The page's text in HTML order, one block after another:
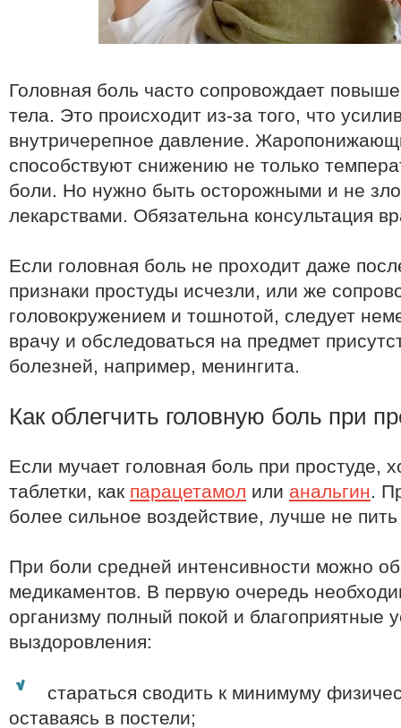
Головная боль часто сопровождает
тела. Это происходит из-за того, что
внутричерепное давление.
способствуют снижению не только
боли. Но нужно быть осторожными и не
лекарствами. Обязательна консультация
Если головная боль не проходит даже
признаки простуды исчезли, или же
головокружением и тошнотой, следует
врачу и обследоваться на предмет
болезней, например, менингита.
Как облегчить головную боль при
Если мучает головная боль при простуде,
таблетки, как парацетамол или анальгин.
более сильное воздействие, лучше не
При боли средней интенсивности можно
медикаментов. В первую очередь
организму полный покой и благоприятные
выздоровления:
стараться сводить к минимуму
оставаясь в постели;